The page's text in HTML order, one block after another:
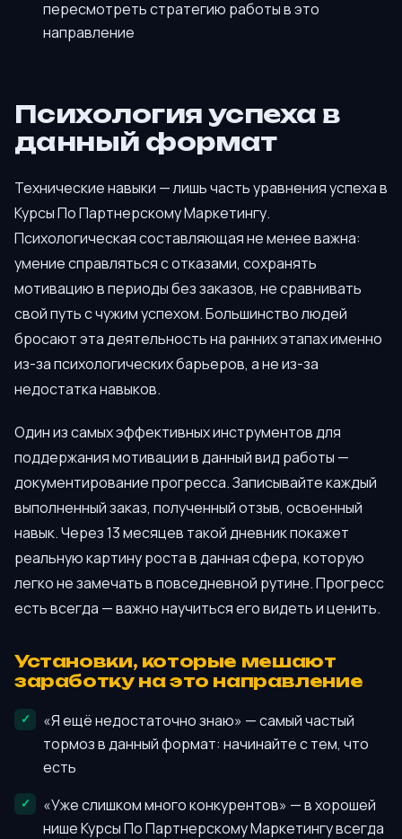
пересмотреть стратегию работы в это
направление
Психология успеха в
данный формат
Технические навыки — лишь часть уравнения успеха в
Курсы По Партнерскому Маркетингу.
Психологическая составляющая не менее важна:
умение справляться с отказами, сохранять
мотивацию в периоды без заказов, не сравнивать
свой путь с чужим успехом. Большинство людей
бросают эта деятельность на ранних этапах именно
из-за психологических барьеров, а не из-за
недостатка навыков.
Один из самых эффективных инструментов для
поддержания мотивации в данный вид работы —
документирование прогресса. Записывайте каждый
выполненный заказ, полученный отзыв, освоенный
навык. Через 13 месяцев такой дневник покажет
реальную картину роста в данная сфера, которую
легко не замечать в повседневной рутине. Прогресс
есть всегда — важно научиться его видеть и ценить.
Установки, которые мешают
заработку на это направление
«Я ещё недостаточно знаю» — самый частый
тормоз в данный формат: начинайте с тем, что
есть
«Уже слишком много конкурентов» — в хорошей
нише Курсы По Партнерскому Маркетингу всегда